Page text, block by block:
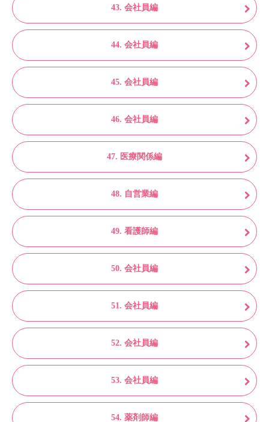
43. 会社員編
44. 会社員編
45. 会社員編
46. 会社員編
47. 医療関係編
48. 自営業編
49. 看護師編
50. 会社員編
51. 会社員編
52. 会社員編
53. 会社員編
54. 薬剤師編